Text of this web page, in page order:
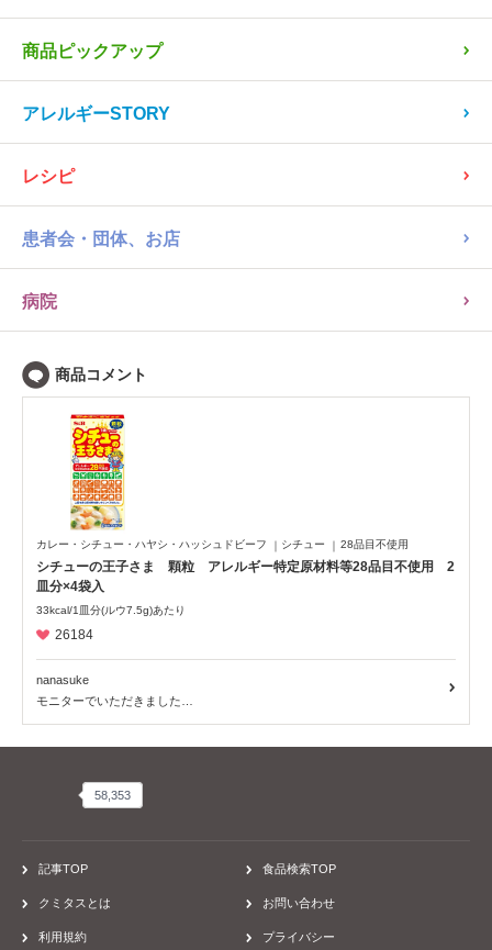
商品ピックアップ
アレルギーSTORY
レシピ
患者会・団体、お店
病院
カレー・シチュー・ハヤシ・ハッシュドビーフ シチュー 28品目不使用
シチューの王子さま 顆粒 アレルギー特定原材料等28品目不使用 2
皿分×4袋入
33kcal/1皿分(ルウ7.5g)あたり
26184
nanasuke
モニターでいただきました…
58,353
記事TOP 食品検索TOP
クミタスとは お問い合わせ
利用規約 プライバシー